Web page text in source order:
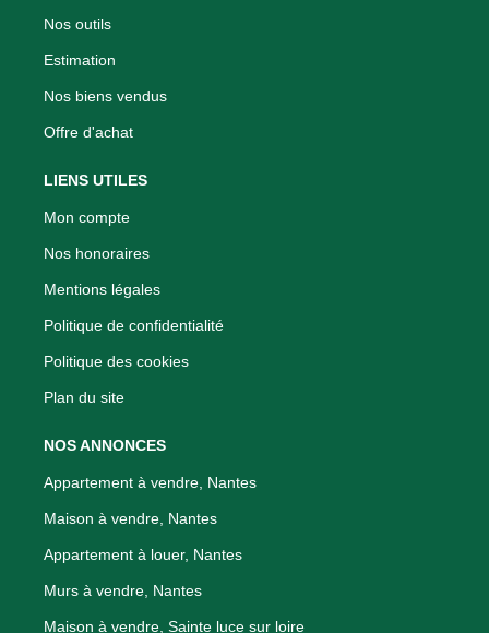
Nos outils
Estimation
Nos biens vendus
Offre d'achat
LIENS UTILES
Mon compte
Nos honoraires
Mentions légales
Politique de confidentialité
Politique des cookies
Plan du site
NOS ANNONCES
Appartement à vendre, Nantes
Maison à vendre, Nantes
Appartement à louer, Nantes
Murs à vendre, Nantes
Maison à vendre, Sainte luce sur loire